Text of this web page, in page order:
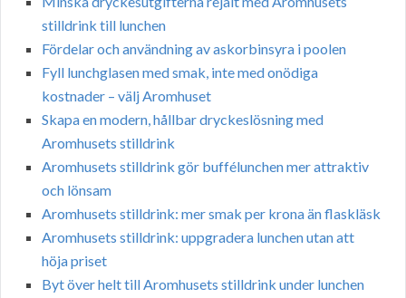
stilldrink till lunchen
Fördelar och användning av askorbinsyra i poolen
Fyll lunchglasen med smak, inte med onödiga
kostnader – välj Aromhuset
Skapa en modern, hållbar dryckeslösning med
Aromhusets stilldrink
Aromhusets stilldrink gör buffélunchen mer attraktiv
och lönsam
Aromhusets stilldrink: mer smak per krona än flaskläsk
Aromhusets stilldrink: uppgradera lunchen utan att
höja priset
Byt över helt till Aromhusets stilldrink under lunchen